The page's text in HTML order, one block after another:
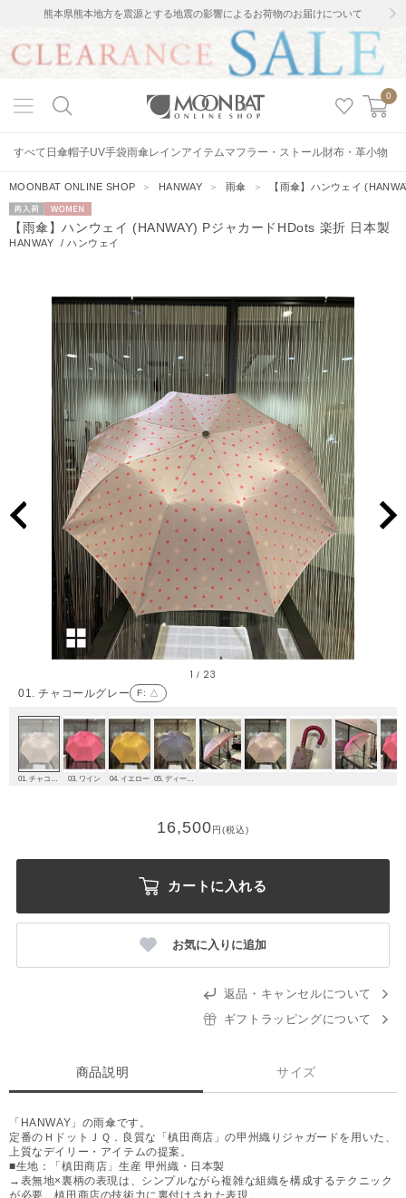
熊本県熊本地方を震源とする地震の影響によるお荷物のお届けについて
0
すべて 日傘帽子UV手袋雨傘レインアイテムマフラー・ストール財布・革小物
MOONBAT ONLINE SHOP ＞ HANWAY ＞ 雨傘 ＞ 【雨傘】ハンウェイ
再入荷WOMEN
【雨傘】ハンウェイ (HANWAY) PジャカードHDots 楽折 日本製
HANWAY /ハンウェイ
01. チャコールグレー F: △
1 / 23
03. ワイン 04. イエロー
16,500円(税込)
カートに入れる
お気に入りに追加
返品・キャンセルについて
ギフトラッピングについて
商品説明 サイズ
「HANWAY」の雨傘です。
定番のＨドットＪＱ．良質な「槙田商店」の甲州織りジャガードを用いた、
上質なデイリー・アイテムの提案。
■生地：「槙田商店」生産 甲州織・日本製
→表無地×裏柄の表現は、シンプルながら複雑な組織を構成するテクニック
が必要。槙田商店の技術力に裏付けされた表現。